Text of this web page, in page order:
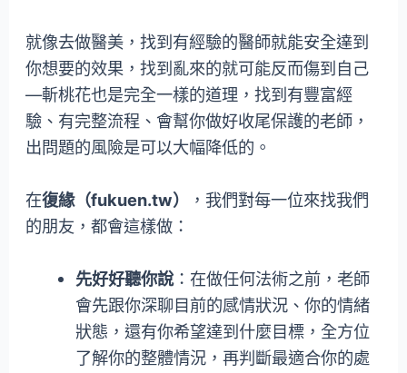
就像去做醫美，找到有經驗的醫師就能安全達到
你想要的效果，找到亂來的就可能反而傷到自己
—斬桃花也是完全一樣的道理，找到有豐富經
驗、有完整流程、會幫你做好收尾保護的老師，
出問題的風險是可以大幅降低的。
在復緣（fukuen.tw）
，我們對每一位來找我們
的朋友，都會這樣做：
先好好聽你說：在做任何法術之前，老師
會先跟你深聊目前的感情狀況、你的情緒
狀態，還有你希望達到什麼目標，全方位
了解你的整體情況，再判斷最適合你的處